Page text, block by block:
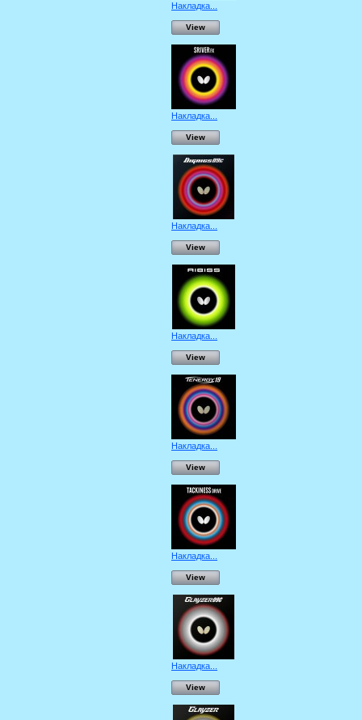
Накладка...
View
Накладка...
View
Накладка...
View
Накладка...
View
Накладка...
View
Накладка...
View
Накладка...
View